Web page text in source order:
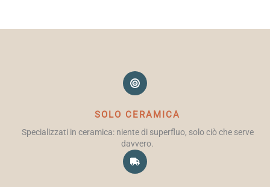
SOLO CERAMICA
Specializzati in ceramica: niente di superfluo, solo ciò che serve
davvero.